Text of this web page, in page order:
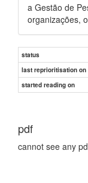
a Gestão de
organizações,
status
last reprioritisation on
started reading on
pdf
cannot see any